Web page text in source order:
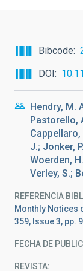
Bibcode
DOI
Hendry, M.
Pastorello,
Cappellaro,
J.; Jonker,
Woerden,
Verley, S.;
REFERENCIA
Monthly Notices
359, Issue 3, pp.
FECHA DE
REVISTA